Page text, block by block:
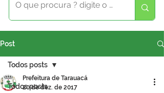
Post
Todos posts
Todos posts
Prefeitura de Tarauacá
20 de dez. de 2017